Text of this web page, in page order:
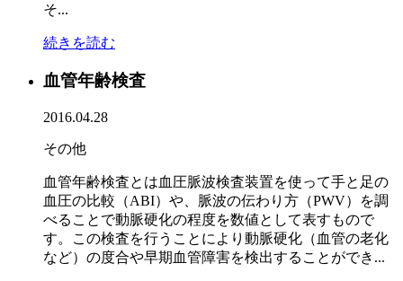
そ...
続きを読む
血管年齢検査
2016.04.28
その他
血管年齢検査とは血圧脈波検査装置を使って手と足の
血圧の比較（ABI）や、脈波の伝わり方（PWV）を調
べることで動脈硬化の程度を数値として表すもので
す。この検査を行うことにより動脈硬化（血管の老化
など）の度合や早期血管障害を検出することができ...